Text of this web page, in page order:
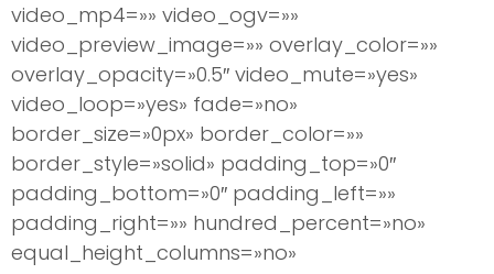
video_mp4=»» video_ogv=»»
video_preview_image=»» overlay_color=»»
overlay_opacity=»0.5″ video_mute=»yes»
video_loop=»yes» fade=»no»
border_size=»0px» border_color=»»
border_style=»solid» padding_top=»0″
padding_bottom=»0″ padding_left=»»
padding_right=»» hundred_percent=»no»
equal_height_columns=»no»